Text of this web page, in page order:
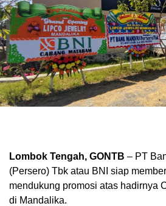
Lombok Tengah, GONTB – PT
(Persero) Tbk atau BNI siap
mendukung promosi atas hadirnya
di Mandalika.